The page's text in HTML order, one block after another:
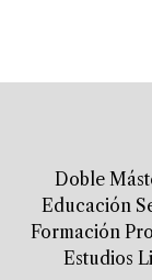
Doble
Educación
Formación
Estudios